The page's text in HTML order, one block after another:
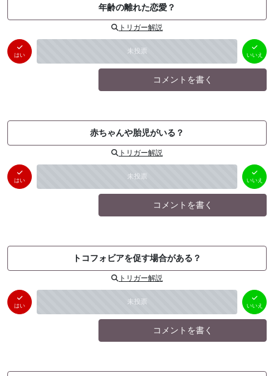
年齢の離れた恋愛？
トリガー解説
はい 未投票
いいえ
（ 0件）
いいえ
コメントを書く
赤ちゃんや胎児がいる？
トリガー解説
はい 未投票
いいえ
（ 0件）
いいえ
コメントを書く
トコフォビアを促す場合がある？
トリガー解説
はい 未投票
いいえ
（ 0件）
いいえ
コメントを書く